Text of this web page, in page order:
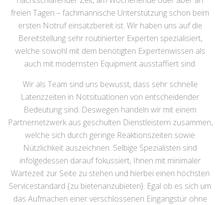
freien Tagen – fachmännische Unterstützung schon beim
ersten Notruf einsatzbereit ist. Wir haben uns auf die
Bereitstellung sehr routinierter Experten spezialisiert,
welche sowohl mit dem benötigten Expertenwissen als
auch mit modernsten Equipment ausstaffiert sind.
Wir als Team sind uns bewusst, dass sehr schnelle
Latenzzeiten in Notsituationen von entscheidender
Bedeutung sind. Deswegen handeln wir mit einem
Partnernetzwerk aus geschulten Dienstleistern zusammen,
welche sich durch geringe Reaktionszeiten sowie
Nützlichkeit auszeichnen. Selbige Spezialisten sind
infolgedessen darauf fokussiert, Ihnen mit minimaler
Wartezeit zur Seite zu stehen und hierbei einen höchsten
Servicestandard {zu bietenanzubieten}. Egal ob es sich um
das Aufmachen einer verschlossenen Eingangstür ohne